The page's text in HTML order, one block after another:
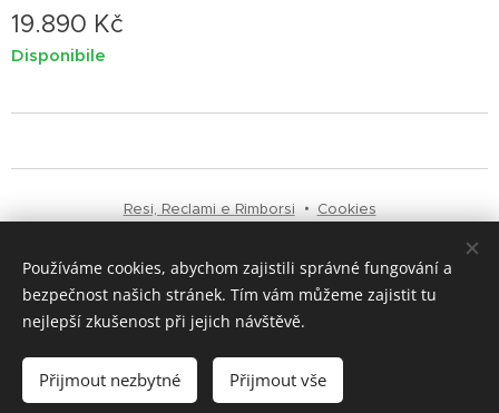
19.890 Kč
Disponibile
Resi, Reclami e Rimborsi Cookies
Lingue
Čeština
English
Italiano
Valute
CZK Kč
EUR €
Používáme cookies, abychom zajistili správné fungování a
bezpečnost našich stránek. Tím vám můžeme zajistit tu
nejlepší zkušenost při jejich návštěvě.
Přijmout nezbytné Přijmout vše